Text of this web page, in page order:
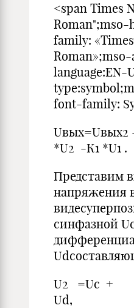
<span Times
family:
language:EN-
font-family:
Uвых=Uвых2
*U2 -К1
Представим
напряжения
синфазной
U2 =Uс +